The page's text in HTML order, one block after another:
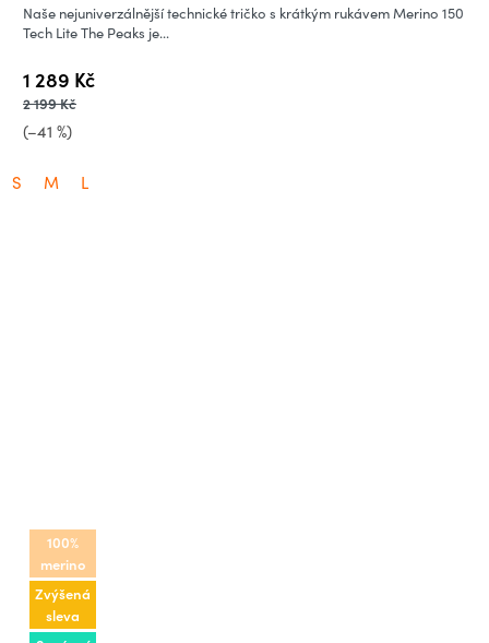
1 289 Kč
2 199 Kč
(–41 %)
Naše nejuniverzálnější technické tričko s krátkým rukávem Merino 150
Tech Lite The Peaks je...
S M L
100%
merino
Zvýšená
sleva